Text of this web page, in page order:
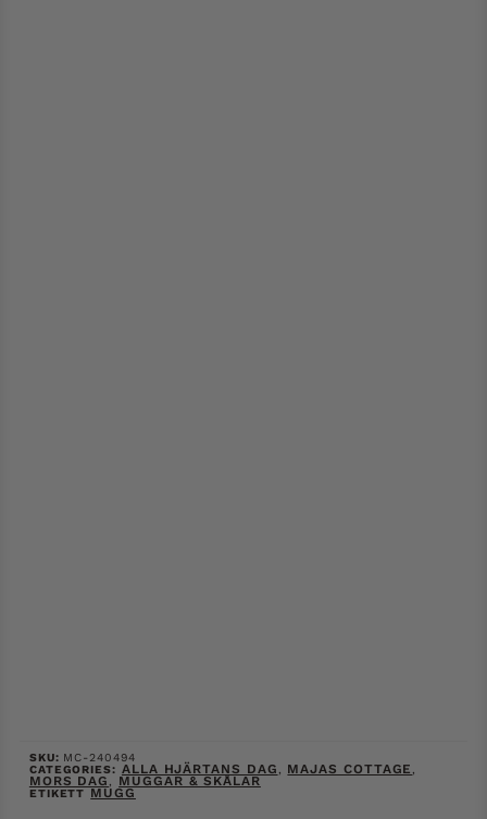
SKU: MC-240494
CATEGORIES: ALLA HJÄRTANS DAG , MAJAS COTTAGE ,
MORS DAG , MUGGAR & SKÅLAR
ETIKETT MUGG